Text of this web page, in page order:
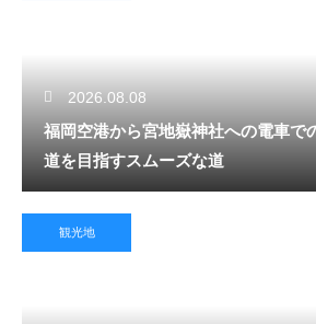
2026.08.08
福岡空港から宮地嶽神社への電車で
道を目指すスムーズな道
観光地